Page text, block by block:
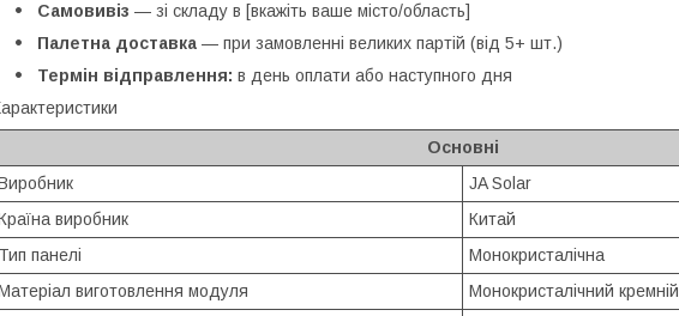
Самовивіз — зі складу в [вкажіть ваше місто/область]
Палетна доставка — при замовленні великих партій (від 5+ шт.)
Термін відправлення: в день оплати або наступного дня
Основні
JA Solar
виробник
Китай
панелі
Монокристалічна
виготовлення модуля
Монокристалічний кремній